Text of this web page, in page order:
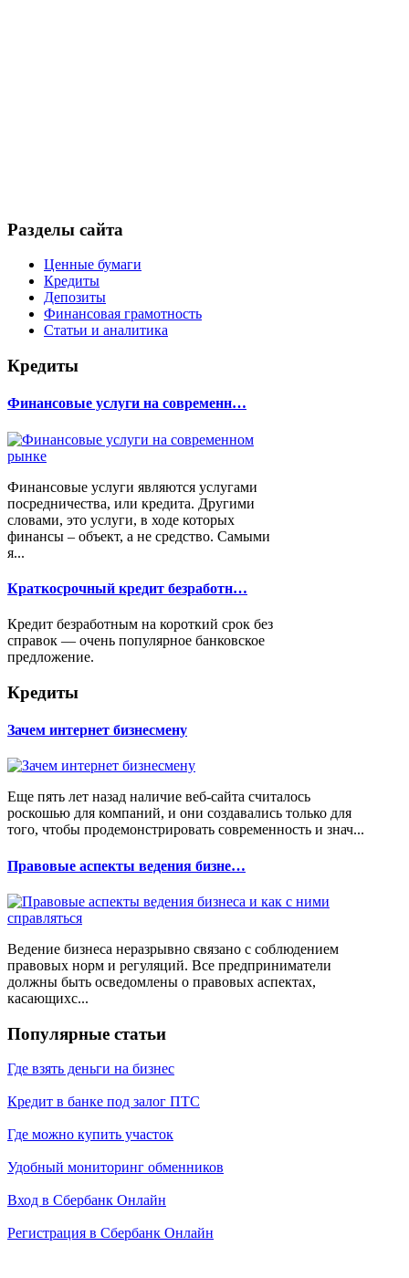
Разделы сайта
Ценные бумаги
Кредиты
Депозиты
Финансовая грамотность
Статьи и аналитика
Кредиты
Финансовые услуги на современн…
Финансовые услуги являются услугами
посредничества, или кредита. Другими
словами, это услуги, в ходе которых
финансы – объект, а не средство. Самыми
я...
Краткосрочный кредит безработн…
Кредит безработным на короткий срок без
справок — очень популярное банковское
предложение.
Кредиты
Зачем интернет бизнесмену
Еще пять лет назад наличие веб-сайта считалось
роскошью для компаний, и они создавались только для
того, чтобы продемонстрировать современность и знач...
Правовые аспекты ведения бизне…
Ведение бизнеса неразрывно связано с соблюдением
правовых норм и регуляций. Все предприниматели
должны быть осведомлены о правовых аспектах,
касающихс...
Популярные статьи
Где взять деньги на бизнес
Кредит в банке под залог ПТС
Где можно купить участок
Удобный мониторинг обменников
Вход в Сбербанк Онлайн
Регистрация в Сбербанк Онлайн